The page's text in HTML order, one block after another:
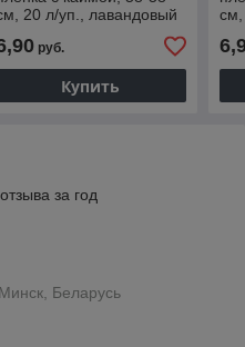
20 л/уп., лавандовый
руб.
Купить
см,
за год
Беларусь